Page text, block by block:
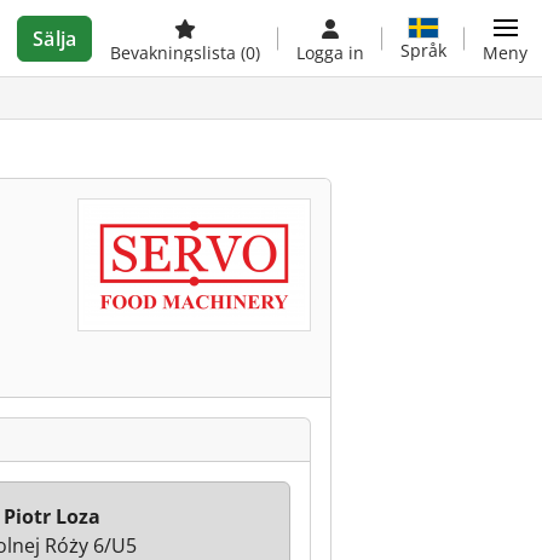
Sälja
Bevakningslista (0) Logga in Språk Meny
Loza
Róży 6/U5